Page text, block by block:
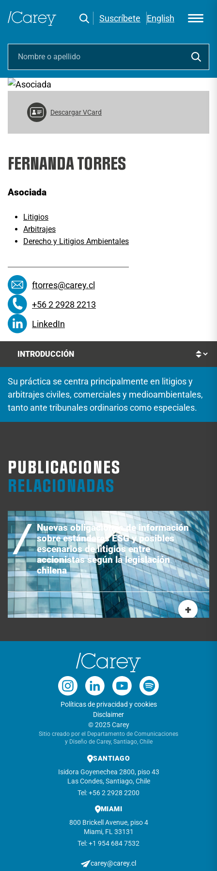
Suscríbete English
Descargar VCard
FERNANDA TORRES
Asociada
Litigios
Arbitrajes
Derecho y Litigios Ambientales
ftorres@carey.cl
+56 2 2928 2213
LinkedIn
Su práctica se centra principalmente en litigios y
arbitrajes civiles, comerciales y medioambientales,
tanto ante tribunales ordinarios como especiales.
PUBLICACIONES
RELACIONADAS
Nuevas obligaciones de información
sobre estándares ESG y posibles
escenarios de litigios entre
accionistas según la legislación
chilena
+
Políticas de privacidad y cookies
Disclaimer
© 2025 Carey
Sitio creado por el Departamento de Comunicaciones
y Diseño de Carey, Santiago, Chile
SANTIAGO
Isidora Goyenechea 2800, piso 43
Las Condes, Santiago, Chile
Tel: +56 2 2928 2200
MIAMI
800 Brickell Avenue, piso 4
Miami, FL 33131
Tel: +1 954 684 7532
carey@carey.cl